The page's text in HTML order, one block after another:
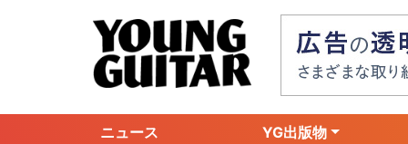
ニュース YG出版物